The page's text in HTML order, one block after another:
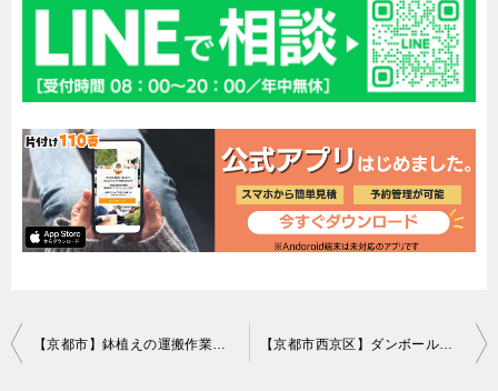
投
【京都市】鉢植えの運搬作業ご依頼 お客様の声 【京都市西京区】ダンボールの回収・処分ご依頼 お客様の声